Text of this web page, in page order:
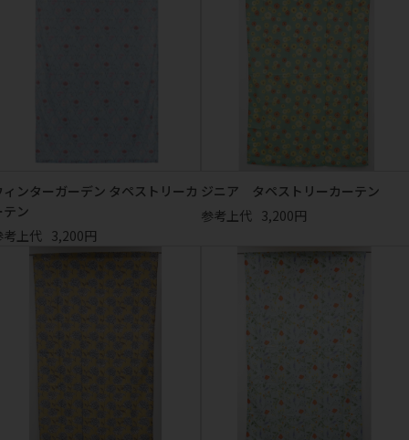
ィンターガーデン タペストリーカ
テン
考上代 3,200円
ジニア タペストリーカーテン
参考上代 3,200円